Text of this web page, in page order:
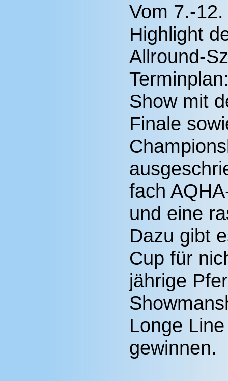
Vom 7.-
Highlight
Allround-
Show mit
Finale
fach
und eine
Dazu gibt
Cup für
jährige
Longe
gewinnen.